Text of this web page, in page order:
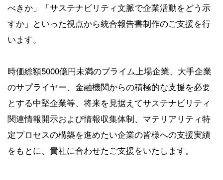
べきか」「サステナビリティ文脈で企業活動をどう示
すか」といった視点から統合報告書制作のご支援を行
います。
時価総額5000億円未満のプライム上場企業、大手企業
のサプライヤー、金融機関からの積極的な支援を必要
とする中堅企業等、将来を見据えてサステナビリティ
関連情報開示および情報収集体制、マテリアリティ特
定プロセスの構築を進めたい企業の皆様への支援実績
をもとに、貴社に合わせたご支援をいたします。